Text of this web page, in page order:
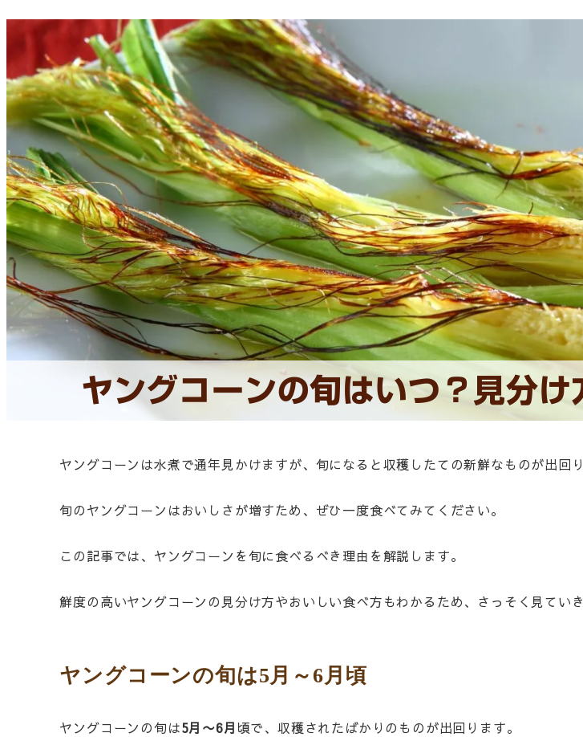
ヤングコーンの旬はいつ？見分
ヤングコーンは水煮で通年見かけますが、旬になると収穫したての新鮮なものが出回り
旬のヤングコーンはおいしさが増すため、ぜひ一度食べてみてください。
この記事では、ヤングコーンを旬に食べるべき理由を解説します。
鮮度の高いヤングコーンの見分け方やおいしい食べ方もわかるため、さっそく見ていき
ヤングコーンの旬は5月～6月頃
ヤングコーンの旬は5月〜6月 頃で、収穫されたばかりのものが出回ります。